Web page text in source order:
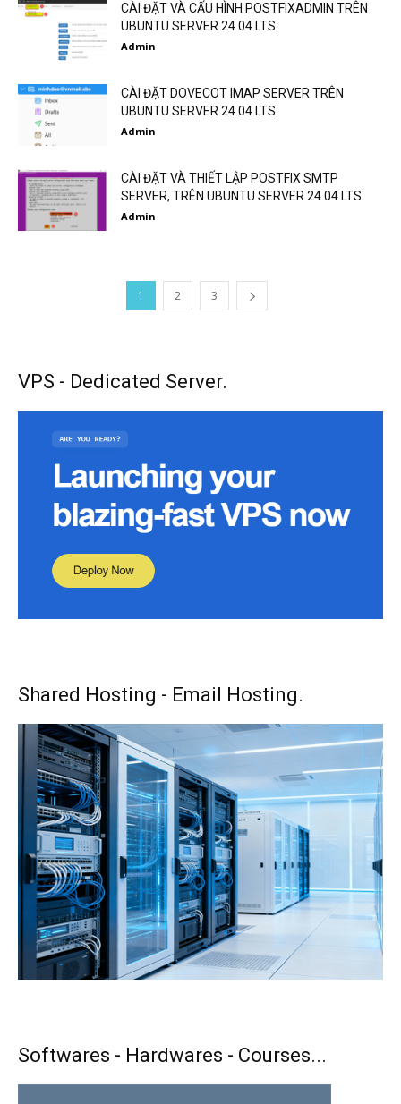
CÀI ĐẶT VÀ CẤU HÌNH POSTFIXADMIN TRÊN
UBUNTU SERVER 24.04 LTS.
Admin
CÀI ĐẶT DOVECOT IMAP SERVER TRÊN
UBUNTU SERVER 24.04 LTS.
Admin
CÀI ĐẶT VÀ THIẾT LẬP POSTFIX SMTP
SERVER, TRÊN UBUNTU SERVER 24.04 LTS
Admin
1 2 3
VPS - Dedicated Server.
Shared Hosting - Email Hosting.
Softwares - Hardwares - Courses...